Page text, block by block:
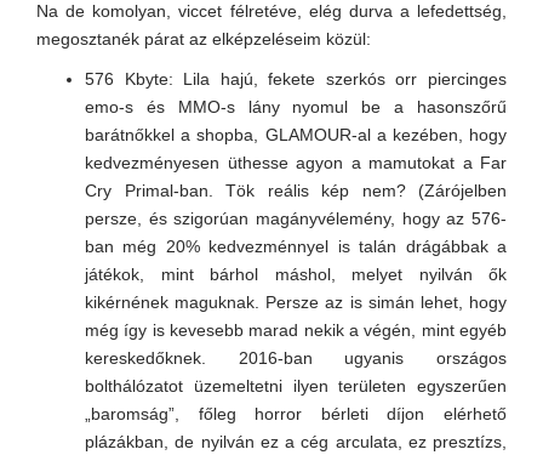
Na de komolyan, viccet félretéve, elég durva a lefedettség,
megosztanék párat az elképzeléseim közül:
576 Kbyte: Lila hajú, fekete szerkós orr piercinges
emo-s és MMO-s lány nyomul be a hasonszőrű
barátnőkkel a shopba, GLAMOUR-al a kezében, hogy
kedvezményesen üthesse agyon a mamutokat a Far
Cry Primal-ban. Tök reális kép nem? (Zárójelben
persze, és szigorúan magányvélemény, hogy az 576-
ban még 20% kedvezménnyel is talán drágábbak a
játékok, mint bárhol máshol, melyet nyilván ők
kikérnének maguknak. Persze az is simán lehet, hogy
még így is kevesebb marad nekik a végén, mint egyéb
kereskedőknek. 2016-ban ugyanis országos
bolthálózatot üzemeltetni ilyen területen egyszerűen
„baromság”, főleg horror bérleti díjon elérhető
plázákban, de nyilván ez a cég arculata, ez presztízs,